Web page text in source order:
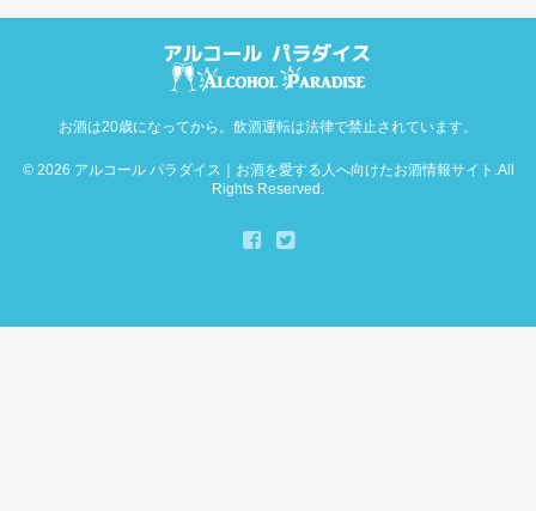
お酒は20歳になってから。飲酒運転は法律で禁止されています。
© 2026 アルコール パラダイス｜お酒を愛する人へ向けたお酒情報サイト .All
Rights Reserved.